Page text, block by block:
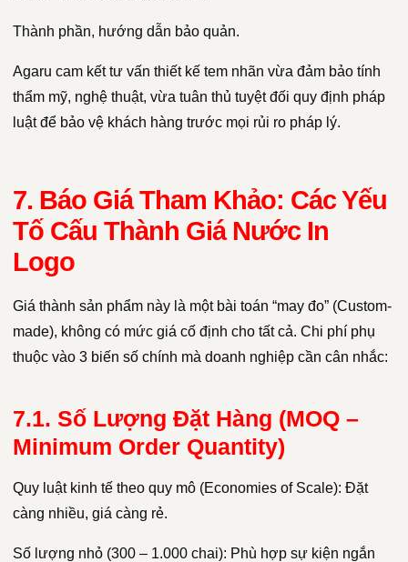
Thành phần, hướng dẫn bảo quản.
Agaru cam kết tư vấn thiết kế tem nhãn vừa đảm bảo tính
thẩm mỹ, nghệ thuật, vừa tuân thủ tuyệt đối quy định pháp
luật để bảo vệ khách hàng trước mọi rủi ro pháp lý.
7. Báo Giá Tham Khảo: Các Yếu
Tố Cấu Thành Giá Nước In
Logo
Giá thành sản phẩm này là một bài toán “may đo” (Custom-
made), không có mức giá cố định cho tất cả. Chi phí phụ
thuộc vào 3 biến số chính mà doanh nghiệp cần cân nhắc:
7.1. Số Lượng Đặt Hàng (MOQ –
Minimum Order Quantity)
Quy luật kinh tế theo quy mô (Economies of Scale): Đặt
càng nhiều, giá càng rẻ.
Số lượng nhỏ (300 – 1.000 chai): Phù hợp sự kiện ngắn